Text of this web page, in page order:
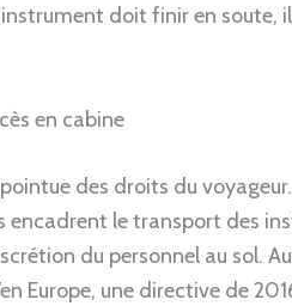
doit finir en soute,
en cabine
des droits du
encadrent le transport des
du personnel au sol.
Europe, une directive de